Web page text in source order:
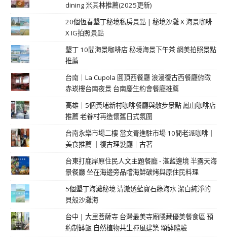
dining 米其林推薦(2025更新)
20個恆春墾丁秘境私房景點 | 秘境沙灘 X 海景咖啡
X IG拍照景點
墾丁 10間海景咖啡店 秘境海景下午茶 網美拍照景點
推薦
台南｜La Cupola 圓頂西餐廳 浪漫復古西餐廳俯瞰
赤崁樓台南夜景 台南慶生約會餐廳推薦
高雄｜5個黃埔新村咖啡餐廳與散步景點 鳳山咖啡店
推薦 老眷村再造懷舊日式氛圍
台南永樂市場二樓 當文青進駐市場 10間老派咖啡｜
美食推薦 ｜復古理髮廳｜古著
台東打鹿岸原住民人文主題餐廳 - 湛藍邊境 半露天海
景餐廳 坐在海邊旁品嚐海鮮碳烤與原住民料理
5個墾丁海灘秘境 清澈透藍寶石綠海水 潔白純淨的
貝殼沙灘海
台中 | 大里菩薩寺 台灣最美寺廟隱藏優美餐食區 預
約制缽飯 自然植物共生禪風建築 頌缽體驗